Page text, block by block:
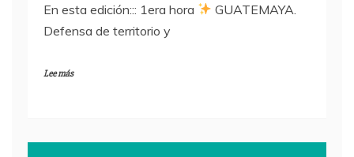
En esta edición::: 1era hora
GUATEMAYA.
Defensa de territorio y
Lee más